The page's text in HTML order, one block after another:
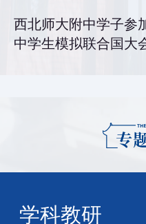
西北师大附中学子参
中学生模拟联合国大
学科教研